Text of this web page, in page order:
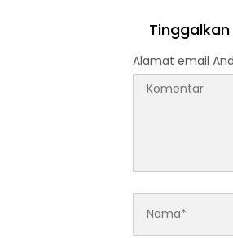
2026
Alamat email